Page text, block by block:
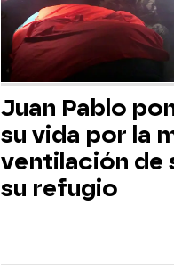
Juan Pablo
su vida por la
ventilación de
su refugio